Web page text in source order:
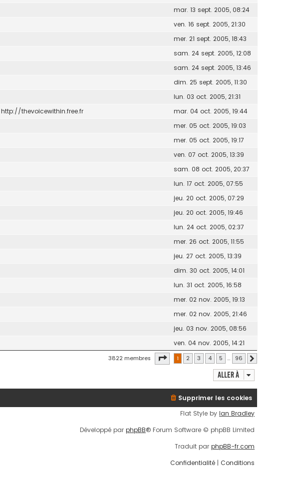
mar. 13 sept. 2005, 08:24
ven. 16 sept. 2005, 21:30
mer. 21 sept. 2005, 18:43
sam. 24 sept. 2005, 12:08
sam. 24 sept. 2005, 13:46
dim. 25 sept. 2005, 11:30
lun. 03 oct. 2005, 21:31
http://thevoicewithin.free.fr
mar. 04 oct. 2005, 19:44
mer. 05 oct. 2005, 19:03
mer. 05 oct. 2005, 19:17
ven. 07 oct. 2005, 13:39
sam. 08 oct. 2005, 20:37
lun. 17 oct. 2005, 07:55
jeu. 20 oct. 2005, 07:29
jeu. 20 oct. 2005, 19:46
lun. 24 oct. 2005, 02:37
mer. 26 oct. 2005, 11:55
jeu. 27 oct. 2005, 13:39
dim. 30 oct. 2005, 14:01
lun. 31 oct. 2005, 16:58
mer. 02 nov. 2005, 19:13
mer. 02 nov. 2005, 21:46
jeu. 03 nov. 2005, 08:56
ven. 04 nov. 2005, 14:21
3822 membres Page sur 96
1 2 3 4 5 … 96
Aller à
Supprimer les cookies
Flat Style by Ian Bradley
Développé par phpBB® Forum Software © phpBB Limited
Traduit par phpBB-fr.com
Confidentialité | Conditions